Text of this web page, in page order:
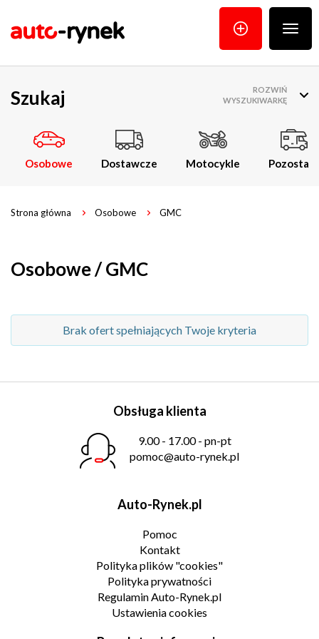
menu
Szukaj
Osobowe Dostawcze Motocykle Pozostałe
ROZWIŃ
WYSZUKIWARKĘ
Strona główna Osobowe GMC
Osobowe / GMC
Brak ofert spełniających Twoje kryteria
Obsługa klienta
9.00 - 17.00 - pn-pt
pomoc@auto-rynek.pl
Auto-Rynek.pl
Pomoc
Kontakt
Polityka plików "cookies"
Polityka prywatności
Regulamin Auto-Rynek.pl
Ustawienia cookies